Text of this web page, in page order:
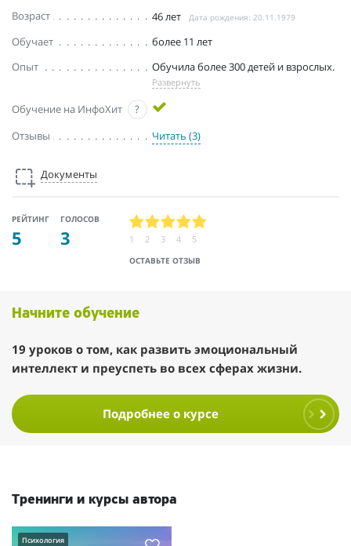
Возраст 46 лет Дата рождения: 20.11.1979
Обучает
более 11 лет
Опыт
Обучила более 300 детей и взрослых.
Развернуть
Обучение на ИнфоХит
?
Отзывы
Читать (3)
Документы
РЕЙТИНГ
5
ГОЛОСОВ
3
ОСТАВЬТЕ ОТЗЫВ
1 2 3 4 5
Начните обучение
19 уроков о том, как развить эмоциональный
интеллект и преуспеть во всех сферах жизни.
Подробнее о курсе
Тренинги и курсы автора
Психология